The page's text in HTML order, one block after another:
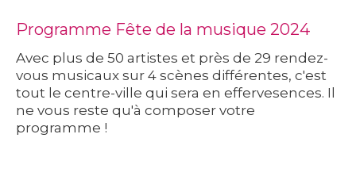
Programme Fête de la musique 2024
Avec plus de 50 artistes et près de 29 rendez-
vous musicaux sur 4 scènes différentes, c'est
tout le centre-ville qui sera en effervesences. Il
ne vous reste qu'à composer votre
programme !